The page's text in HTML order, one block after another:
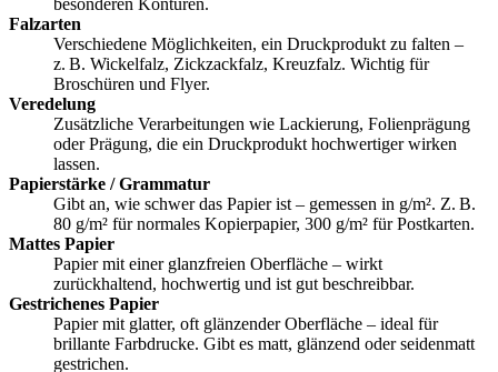
Falzarten
Verschiedene Möglichkeiten, ein Druckprodukt zu falten –
z. B. Wickelfalz, Zickzackfalz, Kreuzfalz. Wichtig für
Broschüren und Flyer.
Veredelung
Zusätzliche Verarbeitungen wie Lackierung, Folienprägung
oder Prägung, die ein Druckprodukt hochwertiger wirken
lassen.
Papierstärke / Grammatur
Gibt an, wie schwer das Papier ist – gemessen in g/m². Z. B.
80 g/m² für normales Kopierpapier, 300 g/m² für Postkarten.
Mattes Papier
Papier mit einer glanzfreien Oberfläche – wirkt
zurückhaltend, hochwertig und ist gut beschreibbar.
Gestrichenes Papier
Papier mit glatter, oft glänzender Oberfläche – ideal für
brillante Farbdrucke. Gibt es matt, glänzend oder seidenmatt
gestrichen.